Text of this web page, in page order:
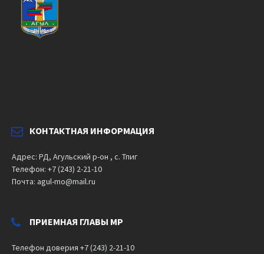
КОНТАКТНАЯ ИНФОРМАЦИЯ
Адрес: РД, Агульский р-он , с. Тпиг
Телефон: +7 (243) 2-21-10
Почта: agul-mo@mail.ru
ПРИЕМНАЯ ГЛАВЫ МР
Телефон доверия +7 (243) 2-21-10